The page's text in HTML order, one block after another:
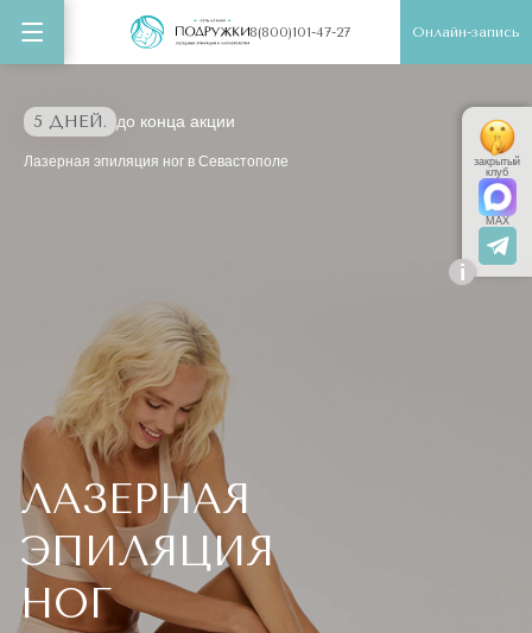
8(800)101-47-27 Онлайн-запись
5 ДНЕЙ. до конца акции
Лазерная эпиляция ног в Севастополе
ЛАЗЕРНАЯ
ЭПИЛЯЦИЯ
НОГ
i
закрытый
клуб
MAX